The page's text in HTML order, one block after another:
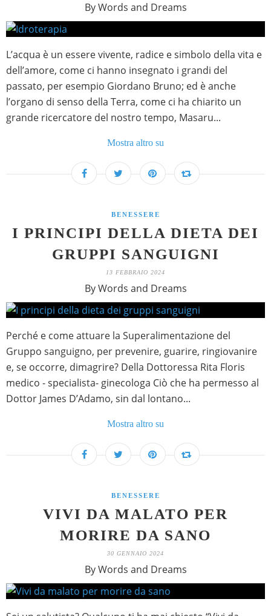
By Words and Dreams
L’acqua è un essere vivente, radice e simbolo della vita e
dell’amore, come ci hanno insegnato i grandi del
passato, per esempio Giordano Bruno; ed è anche
l’organo di senso della Terra, come ci ha chiarito un
grande ricercatore del nostro tempo, Masaru...
Mostra altro su
BENESSERE
I PRINCIPI DELLA DIETA DEI
GRUPPI SANGUIGNI
13 FEBBRAIO 2024
By Words and Dreams
Perché e come attuare la Superalimentazione del
Gruppo sanguigno, per prevenire, guarire, ringiovanire
e, se occorre, dimagrire? Della Dottoressa Rita Floris
medico - specialista- ginecologa Ciò che ha permesso al
Dottor James D’Adamo, sin dal lontano...
Mostra altro su
BENESSERE
VIVI DA MALATO PER
MORIRE DA SANO
30 GENNAIO 2024
By Words and Dreams